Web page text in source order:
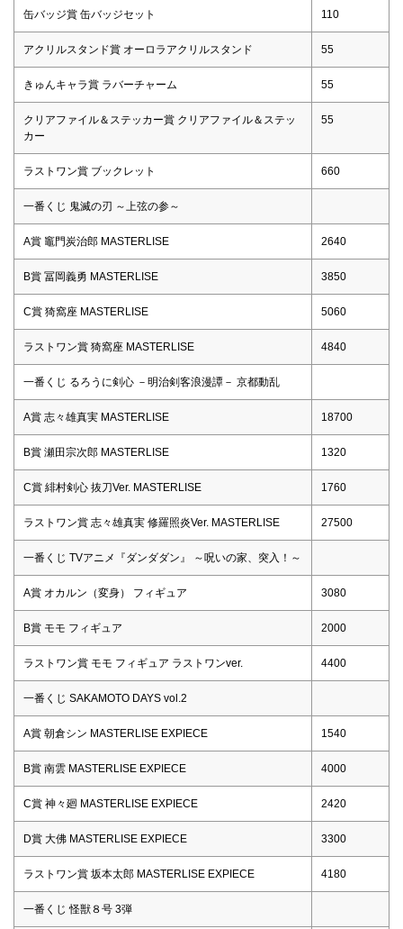
缶バッジ賞 缶バッジセット 110
アクリルスタンド賞 オーロラアクリルスタンド 55
きゅんキャラ賞 ラバーチャーム 55
クリアファイル＆ステッカー賞 クリアファイル＆ステッ
カー
55
ラストワン賞 ブックレット 660
一番くじ 鬼滅の刃 ～上弦の参～
A賞 竈門炭治郎 MASTERLISE 2640
B賞 冨岡義勇 MASTERLISE 3850
C賞 猗窩座 MASTERLISE 5060
ラストワン賞 猗窩座 MASTERLISE 4840
一番くじ るろうに剣心 －明治剣客浪漫譚－ 京都動乱
A賞 志々雄真実 MASTERLISE 18700
B賞 瀬田宗次郎 MASTERLISE 1320
C賞 緋村剣心 抜刀Ver. MASTERLISE 1760
ラストワン賞 志々雄真実 修羅照炎Ver. MASTERLISE 27500
一番くじ TVアニメ『ダンダダン』 ～呪いの家、突入！～
A賞 オカルン（変身） フィギュア 3080
B賞 モモ フィギュア 2000
ラストワン賞 モモ フィギュア ラストワンver. 4400
一番くじ SAKAMOTO DAYS vol.2
A賞 朝倉シン MASTERLISE EXPIECE 1540
B賞 南雲 MASTERLISE EXPIECE 4000
C賞 神々廻 MASTERLISE EXPIECE 2420
D賞 大佛 MASTERLISE EXPIECE 3300
ラストワン賞 坂本太郎 MASTERLISE EXPIECE 4180
一番くじ 怪獣８号 3弾